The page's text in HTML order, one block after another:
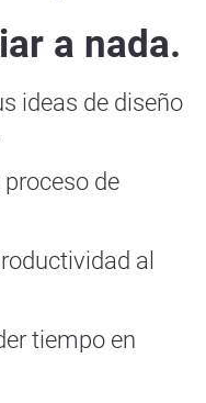
a nada.
ideas de diseño
de
al
tiempo en